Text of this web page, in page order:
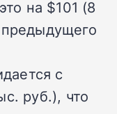
на $101 (8
с
руб.), что